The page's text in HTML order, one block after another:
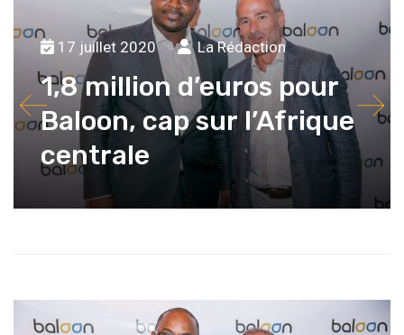
17 juillet 2020 La Rédaction
1,8 million d’euros pour
Baloon, cap sur l’Afrique
centrale